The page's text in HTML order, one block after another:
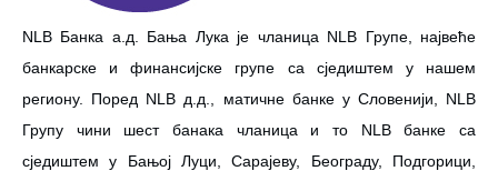
NLB Банка а.д. Бања Лука је чланица NLB Групе, највеће
банкарске и финансијске групе са сједиштем у нашем
региону. Поред NLB д.д., матичне банке у Словенији, NLB
Групу чини шест банака чланица и то NLB банке са
сједиштем у Бањој Луци, Сарајеву, Београду, Подгорици,